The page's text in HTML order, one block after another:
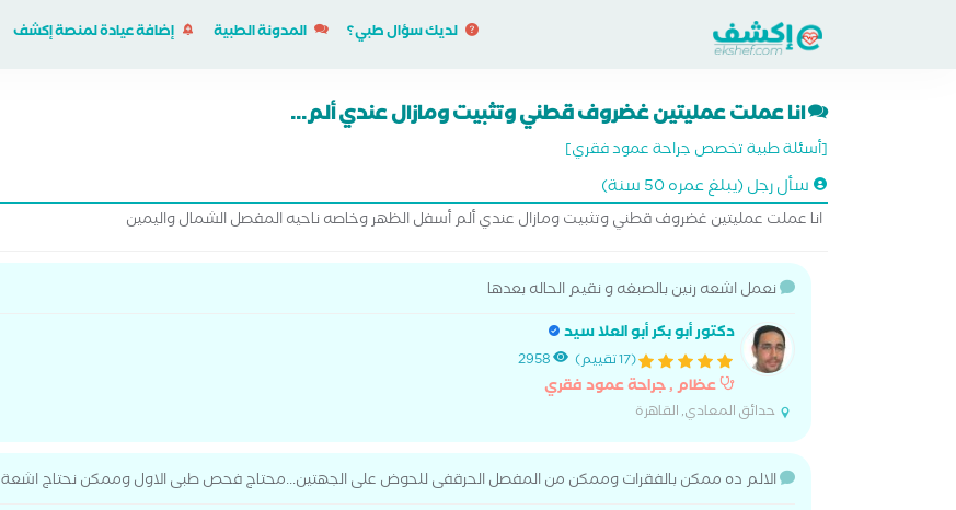
لديك سؤال طبي؟ المدونة الطبية إضافة عيادة لمنصة إكشف
انا عملت عمليتين غضروف قطني وتثبيت ومازال عندي ألم...
[أسئلة طبية تخصص جراحة عمود فقري]
سأل رجل (يبلغ عمره 50 سنة)
انا عملت عمليتين غضروف قطني وتثبيت ومازال عندي ألم أسفل الظهر وخاصه ناحيه المفصل الشمال واليمين
نعمل اشعه رنين بالصبغه و نقيم الحاله بعدها
دكتور أبو بكر أبو العلا سيد
(17 تقييم) 2958
عظام , جراحة عمود فقري
حدائق المعادي, القاهرة
الالم ده ممكن بالفقرات وممكن من المفصل الحرقفى للحوض على الجهتين...محتاج فحص طبى الاول وممكن نحتاج